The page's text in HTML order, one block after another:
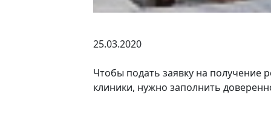
25.03.2020
Чтобы подать заявку на получение
клиники, нужно заполнить